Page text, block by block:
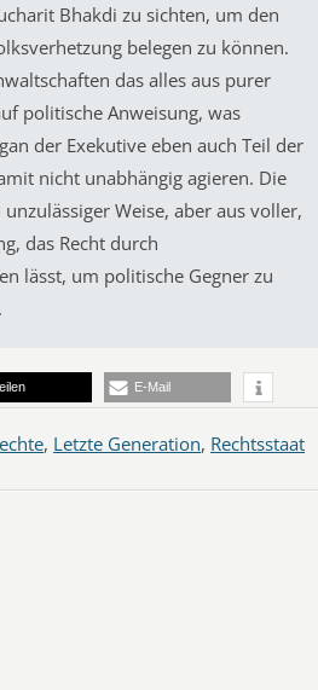
Bhakdi zu sichten, um den
belegen zu können.
das alles aus purer
politische Anweisung, was
der Exekutive eben auch Teil der
nicht unabhängig agieren. Die
Weise, aber aus voller,
das Recht durch
lässt, um politische Gegner zu
E-Mail
, Letzte Generation, Rechtsstaat